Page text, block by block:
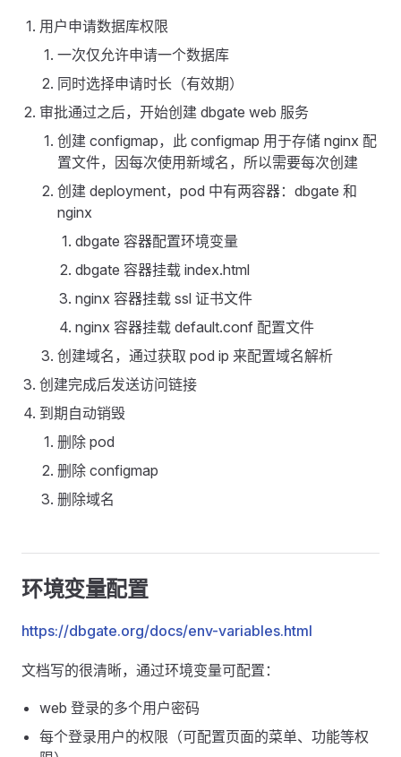
用户申请数据库权限
一次仅允许申请一个数据库
同时选择申请时长（有效期）
审批通过之后，开始创建 dbgate web 服务
创建 configmap，此 configmap 用于存储 nginx 配
置文件，因每次使用新域名，所以需要每次创建
创建 deployment，pod 中有两容器：dbgate 和
nginx
dbgate 容器配置环境变量
dbgate 容器挂载 index.html
nginx 容器挂载 ssl 证书文件
nginx 容器挂载 default.conf 配置文件
创建域名，通过获取 pod ip 来配置域名解析
创建完成后发送访问链接
到期自动销毁
删除 pod
删除 configmap
删除域名
环境变量配置
https://dbgate.org/docs/env-variables.html
文档写的很清晰，通过环境变量可配置：
web 登录的多个用户密码
每个登录用户的权限（可配置页面的菜单、功能等权